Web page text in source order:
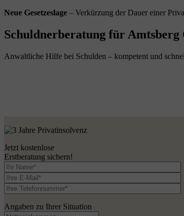
Neue Gesetzeslage – Verkürzung der Dauer einer
Schuldnerberatung für
Anwaltliche Hilfe bei Schulden – kompetent und
Jetzt kostenlose
Erstberatung sichern!
Angaben zu Ihrer Situation